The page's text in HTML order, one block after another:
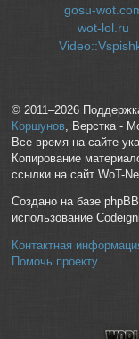
gosu-
wot-lol.ru
© 2011–2026
Коршунов, Верстка -
Все время на сайте
Копирование
ссылки на сайт WoT-
Создано на базе
использование
Контактная
Помочь проекту